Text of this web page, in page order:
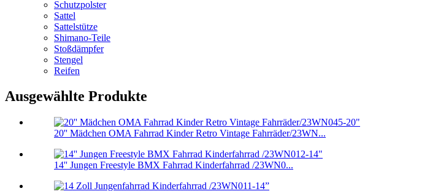
Schutzpolster
Sattel
Sattelstütze
Shimano-Teile
Stoßdämpfer
Stengel
Reifen
Ausgewählte Produkte
20'' Mädchen OMA Fahrrad Kinder Retro Vintage Fahrräder/23WN...
14'' Jungen Freestyle BMX Fahrrad Kinderfahrrad /23WN0...